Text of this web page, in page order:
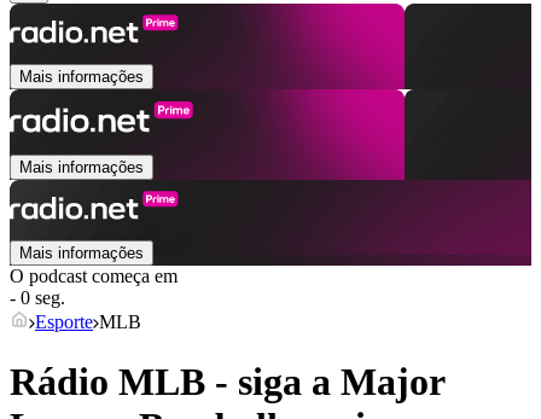
Mais informações
Mais informações
Mais informações
O podcast começa em
- 0 seg.
Esporte MLB
Rádio MLB - siga a Major